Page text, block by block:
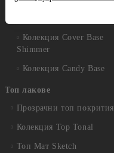
Колекция Cover Base
Shimmer
Колекция Candy Base
Топ лакове
Прозрачни топ покрития
Колекция Top Tonal
Топ Мат Sketch